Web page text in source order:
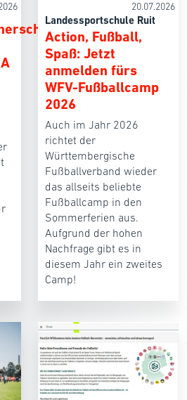
20.07.2026
Landessportschule Ruit
Action, Fußball,
Spaß: Jetzt
anmelden fürs
WFV-Fußballcamp
2026
Auch im Jahr 2026
richtet der
Württembergische
Fußballverband wieder
das allseits beliebte
Fußballcamp in den
Sommerferien aus.
Aufgrund der hohen
Nachfrage gibt es in
diesem Jahr ein zweites
Camp!